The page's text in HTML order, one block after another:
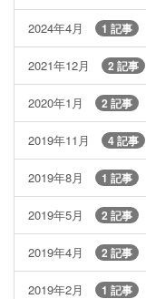
2024年4月 1 記事
2021年12月 2 記事
2020年1月 2 記事
2019年11月 4 記事
2019年8月 1 記事
2019年5月 2 記事
2019年4月 2 記事
2019年2月 1 記事